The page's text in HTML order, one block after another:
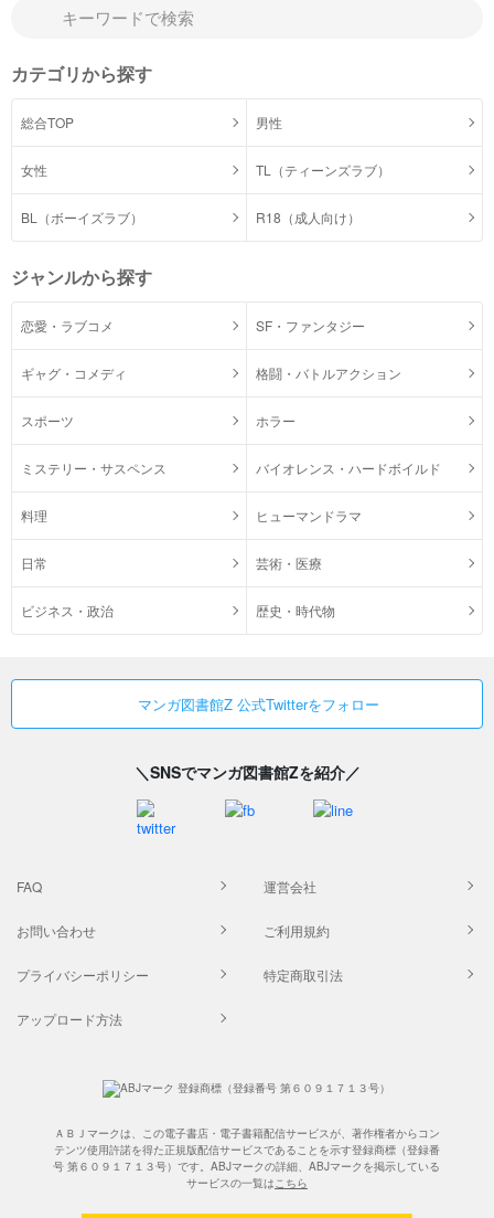
カテゴリから探す
総合TOP 男性
女性 TL（ティーンズラブ）
BL（ボーイズラブ） R18（成人向け）
ジャンルから探す
恋愛・ラブコメ SF・ファンタジー
ギャグ・コメディ 格闘・バトルアクション
スポーツ ホラー
ミステリー・サスペンス バイオレンス・ハードボイルド
料理 ヒューマンドラマ
日常 芸術・医療
ビジネス・政治 歴史・時代物
マンガ図書館Z 公式Twitterをフォロー
＼SNSでマンガ図書館Zを紹介／
FAQ 運営会社
お問い合わせ ご利用規約
プライバシーポリシー 特定商取引法
アップロード方法
ＡＢＪマークは、この電子書店・電子書籍配信サービスが、著作権者からコン
テンツ使用許諾を得た正規版配信サービスであることを示す登録商標（登録番
号 第６０９１７１３号）です。ABJマークの詳細、ABJマークを掲示している
サービスの一覧はこちら